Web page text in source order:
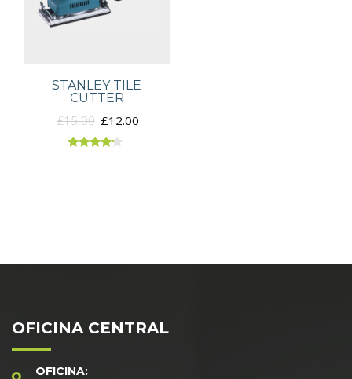
STANLEY TILE
CUTTER
£15.00 £12.00
OFICINA CENTRAL
OFICINA: